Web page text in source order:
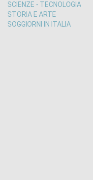
SCIENZE - TECNOLOGIA
STORIA E ARTE
SOGGIORNI IN ITALIA